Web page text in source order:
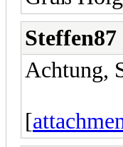
Steffen87
Achtung,
[